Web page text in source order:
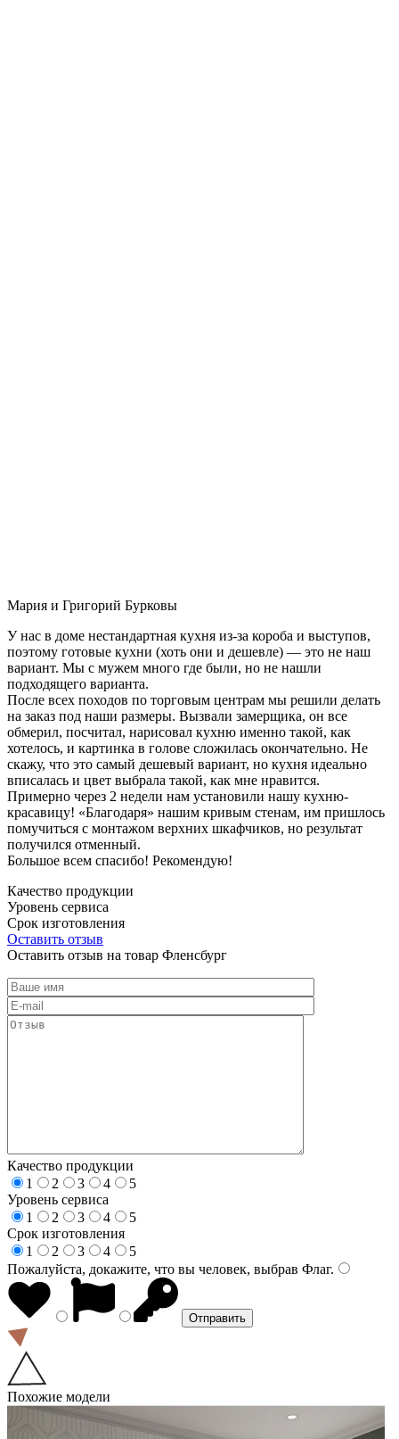
Мария и Григорий Бурковы
У нас в доме нестандартная кухня из-за короба и выступов,
поэтому готовые кухни (хоть они и дешевле) — это не наш
вариант. Мы с мужем много где были, но не нашли
подходящего варианта.
После всех походов по торговым центрам мы решили делать
на заказ под наши размеры. Вызвали замерщика, он все
обмерил, посчитал, нарисовал кухню именно такой, как
хотелось, и картинка в голове сложилась окончательно. Не
скажу, что это самый дешевый вариант, но кухня идеально
вписалась и цвет выбрала такой, как мне нравится.
Примерно через 2 недели нам установили нашу кухню-
красавицу! «Благодаря» нашим кривым стенам, им пришлось
помучиться с монтажом верхних шкафчиков, но результат
получился отменный.
Большое всем спасибо! Рекомендую!
Качество продукции
Уровень сервиса
Срок изготовления
Оставить отзыв
Оставить отзыв на товар Фленсбург
Качество продукции
1
2 3 4
5
Уровень сервиса
1
2 3 4
5
Срок изготовления
1
2 3 4
5
Пожалуйста, докажите, что вы человек, выбрав Флаг.
Похожие модели